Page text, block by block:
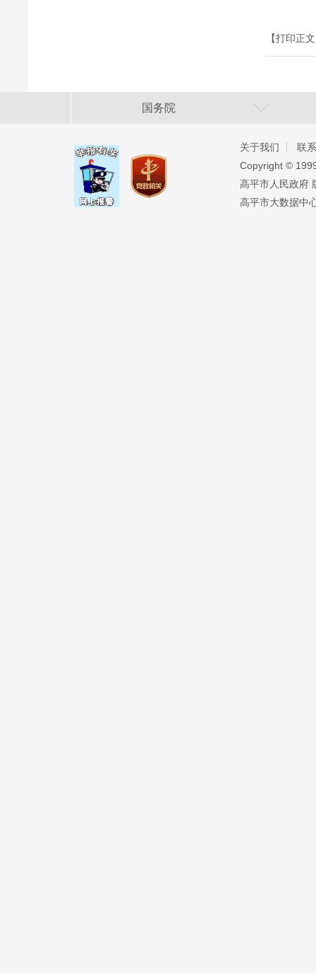
【打印正
国务院
关于我们
联
Copyright ©️
高平市人民政府
高平市大数据